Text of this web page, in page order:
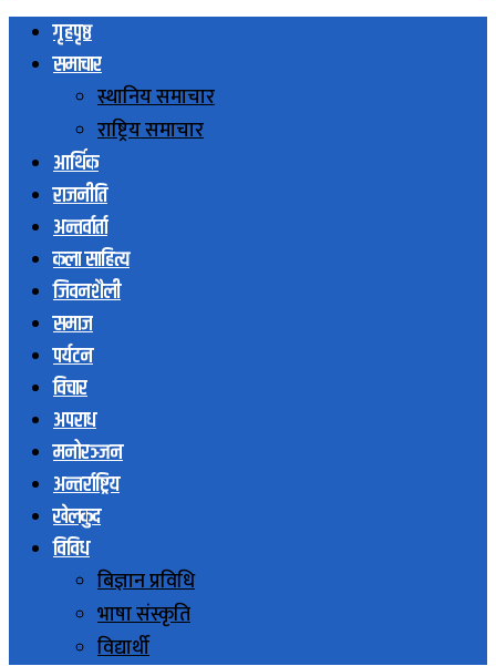
गृहपृष्ठ
समाचार
स्थानिय समाचार
राष्ट्रिय समाचार
आर्थिक
राजनीति
अन्तर्वार्ता
कला साहित्य
जिवनशैली
समाज
पर्यटन
विचार
अपराध
मनोरञ्जन
अन्तर्राष्ट्रिय
खेलकुद
विविध
बिज्ञान प्रविधि
भाषा संस्कृति
विद्यार्थी